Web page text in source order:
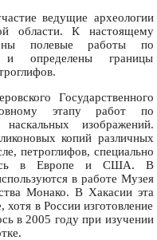
ведущие археологии
области. К настоящему
полевые работы по
и определены границы
Государственного
этапу работ по
изображений.
копий различных
петроглифов, специально
в Европе и США. В
в работе Музея
Монако. В Хакасии эта
в России изготовление
в 2005 году при изучении